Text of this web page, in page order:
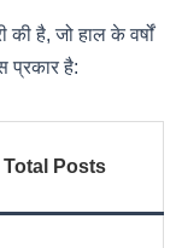
की है, जो हाल के वर्षों
प्रकार है:
Total Posts